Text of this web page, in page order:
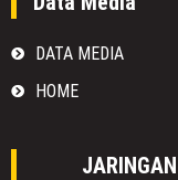
DATA MEDIA
HOME